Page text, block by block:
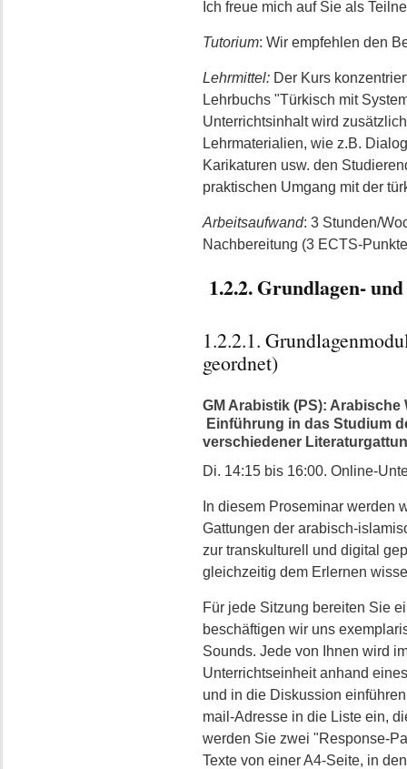
Ich freue mich auf Sie als
Tutorium: Wir empfehlen den
Lehrmittel: Der Kurs
Lehrbuchs "Türkisch mit
Unterrichtsinhalt wird
Lehrmaterialien, wie z.B.
Karikaturen usw. den
praktischen Umgang mit der
Arbeitsaufwand: 3 Stunden/
Nachbereitung (3 ECTS-
1.2.2. Grundlagen-
1.2.2.1.
geordnet)
GM Arabistik (PS):
Einführung in das Studium
verschiedener
Di. 14:15 bis 16:00. Online-
In diesem Proseminar werden
Gattungen der arabisch-
zur transkulturell und digital
gleichzeitig dem Erlernen
Für jede Sitzung bereiten Sie
beschäftigen wir uns
Sounds. Jede von Ihnen wird
Unterrichtseinheit anhand
und in die Diskussion
mail-Adresse in die Liste ein,
werden Sie zwei "Response-
Texte von einer A4-Seite, in